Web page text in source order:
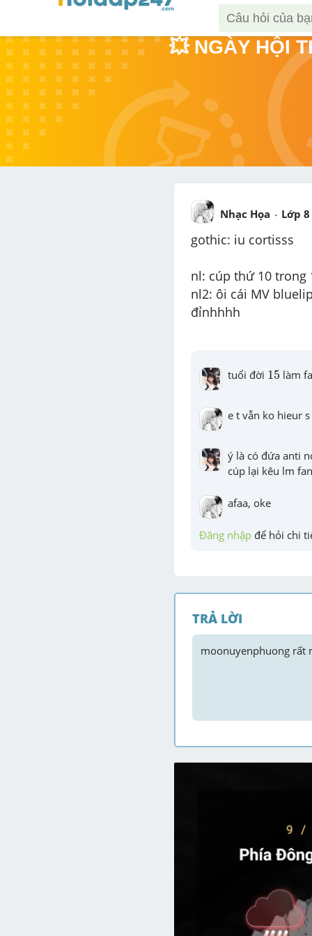
💥 NGÀY HỘI
Nhạc Họa Lớp 8
gothic: iu cortisss
nl: cúp thứ 10 trong
nl2: ôi cái MV
đỉnhhhh
tuổi đời 15
15 làm
e t vẫn ko hieur
ý là có đứa anti
cúp lại kêu lm
afaa, oke
Đăng nhập để hỏi chi
TRẢ LỜI
moonuyenphuong rất